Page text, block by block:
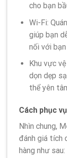
cho bạn
Wi-Fi:
giúp bạn
nối với bạn
Khu vực
dọn dẹp
thể yên
Cách phục vụ
Nhìn chung,
đánh giá tích
hàng như sau: